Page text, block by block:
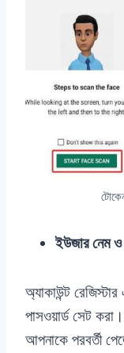
ইউজার নেম ও
অ্যাকাউন্ট
পাসওয়ার্ড সেট
আপনাকে পরবর্তী